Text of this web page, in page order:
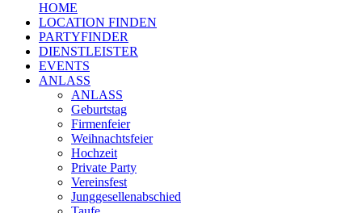
HOME
LOCATION FINDEN
PARTYFINDER
DIENSTLEISTER
EVENTS
ANLASS
ANLASS
Geburtstag
Firmenfeier
Weihnachtsfeier
Hochzeit
Private Party
Vereinsfest
Junggesellenabschied